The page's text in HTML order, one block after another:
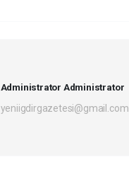
Administrator Administrator
yeniigdirgazetesi@gmail.com